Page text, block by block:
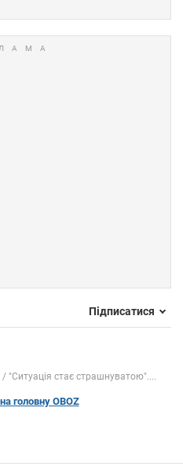
Підписатися
"Ситуація стає страшнуватою"....
головну OBOZ